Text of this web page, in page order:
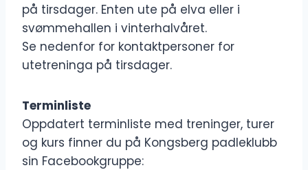
på tirsdager. Enten ute på elva eller i
svømmehallen i vinterhalvåret.
Se nedenfor for kontaktpersoner for
utetreninga på tirsdager.
Terminliste
Oppdatert terminliste med treninger, turer
og kurs finner du på Kongsberg padleklubb
sin Facebookgruppe: